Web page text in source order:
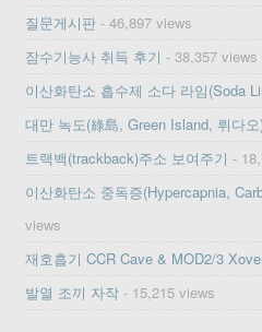
질문게시판 - 46,897 views
잠수기능사 취득 후기 - 38,357 views
이산화탄소 흡수제 소다 라임(Soda
대만 녹도(綠島, Green Island, 뤼다
트랙백(trackback)주소 보여주기 -
이산화탄소 중독증(Hypercapnia,
views
재호흡기 CCR Cave & MOD2/3
발열 조끼 자작 - 15,215 views